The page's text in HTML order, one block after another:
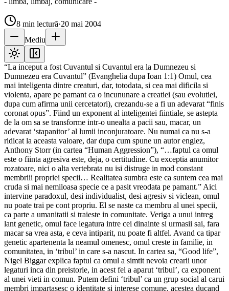
8 min lectură·20 mai 2004
Mediu
“La inceput a fost Cuvantul si Cuvantul era la Dumnezeu si
Dumnezeu era Cuvantul” (Evanghelia dupa Ioan 1:1) Omul, cea
mai inteligenta dintre creaturi, dar, totodata, si cea mai dificila si
violenta, apare pe pamant ca o incununare a creatiei (sau evolutiei,
dupa cum afirma unii cercetatori), crezandu-se a fi un adevarat “finis
coronat opus”. Fiind un exponent al inteligentei fiintiale, se astepta
de la om sa se transforme intr-o unealta a pacii sau, macar, un
adevarat ‘stapanitor’ al lumii inconjuratoare. Nu numai ca nu s-a
ridicat la aceasta valoare, dar dupa cum spune un autor englez,
Anthony Storr (in cartea “Human Aggression”), “…faptul ca omul
este o fiinta agresiva este, deja, o certitudine. Cu exceptia anumitor
rozatoare, nici o alta vertebrata nu isi distruge in mod constant
membriii propriei specii… Realitatea sumbra este ca suntem cea mai
cruda si mai nemiloasa specie ce a pasit vreodata pe pamant.” Aici
intervine paradoxul, desi individualist, desi agresiv si viclean, omul
nu poate trai pe cont propriu. El se naste ca membru al unei specii,
ca parte a umanitatii si traieste in comunitate. Veriga a unui intreg
lant genetic, omul face legatura intre cei dinainte si urmasii sai, fara
macar sa vrea asta, e ceva intiparit, nu poate fi altfel. Avand ca tipar
genetic apartenenta la neamul omenesc, omul creste in familie, in
comunitatea, in ‘tribul’ in care s-a nascut. In cartea sa, “Good life”,
Nigel Biggar explica faptul ca omul a simtit nevoia crearii unor
legaturi inca din preistorie, in acest fel a aparut ‘tribul’, ca exponent
al unei vieti in comun. Putem defini ‘tribul’ ca un grup social al carui
membri impartasesc o identitate si interese comune, acestea ducand